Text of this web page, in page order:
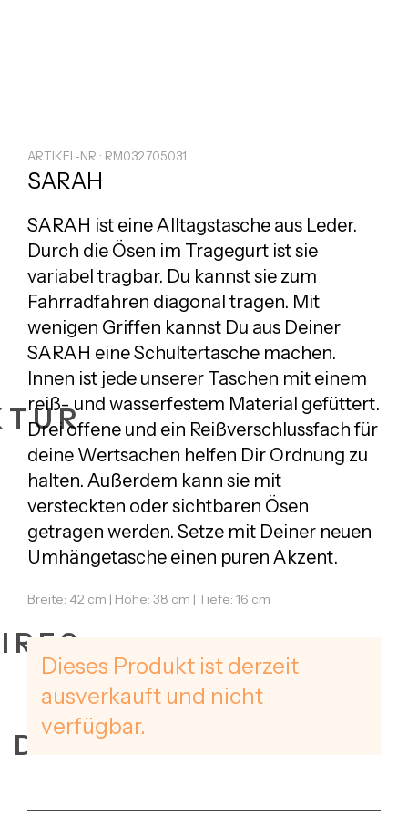
DATES
ARTIKEL-NR.: RM032.705.031
SARAH
SARAH ist eine Alltagstasche aus Leder.
Durch die Ösen im Tragegurt ist sie
variabel tragbar. Du kannst sie zum
Fahrradfahren diagonal tragen. Mit
wenigen Griffen kannst Du aus Deiner
SARAH eine Schultertasche machen.
Innen ist jede unserer Taschen mit einem
reiß- und wasserfestem Material gefüttert.
Drei offene und ein Reißverschlussfach für
deine Wertsachen helfen Dir Ordnung zu
halten. Außerdem kann sie mit
versteckten oder sichtbaren Ösen
getragen werden. Setze mit Deiner neuen
Umhängetasche einen puren Akzent.
Breite: 42 cm | Höhe: 38 cm | Tiefe: 16 cm
Dieses Produkt ist derzeit
ausverkauft und nicht
verfügbar.